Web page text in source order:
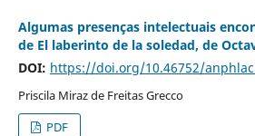
Algumas presenças intelectuais
de El laberinto de la soledad, de
DOI: https://doi.org/10.46752/
Priscila Miraz de Freitas Grecco
PDF